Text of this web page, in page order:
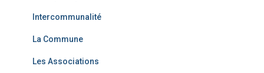
Intercommunalité
La Commune
Les Associations